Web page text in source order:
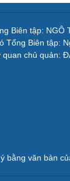
Biên tập: NGÔ
Tổng Biên tập:
quan chủ quản:
bằng văn bản